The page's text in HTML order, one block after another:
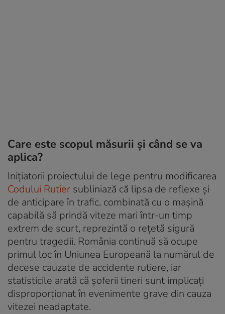
Care este scopul măsurii și când se va
aplica?
Inițiatorii proiectului de lege pentru modificarea
Codului Rutier subliniază că lipsa de reflexe și
de anticipare în trafic, combinată cu o mașină
capabilă să prindă viteze mari într-un timp
extrem de scurt, reprezintă o rețetă sigură
pentru tragedii. România continuă să ocupe
primul loc în Uniunea Europeană la numărul de
decese cauzate de accidente rutiere, iar
statisticile arată că șoferii tineri sunt implicați
disproporționat în evenimente grave din cauza
vitezei neadaptate.